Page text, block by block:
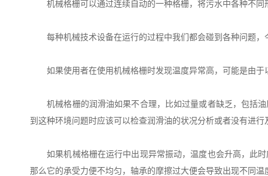
机械格栅可以通过连续自动的一种格栅，将污水中各种不
每种机械技术设备在运行的过程中我们都会碰到各种问题，
如果使用者在使用机械格栅时发现温度异常高，可能是由于
机械格栅的润滑油如果不合理，比如过量或者缺乏，包括油
到这种环境问题时应该可以检查润滑油的状况分析或者没有进行
如果机械格栅在运行中出现异常振动，温度也会升高，此时
那么它的承受力便不均匀，轴承的摩擦过大便会导致出现不同温